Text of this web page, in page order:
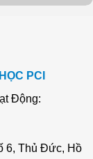
PCI
Động:
6, Thủ Đức, Hồ